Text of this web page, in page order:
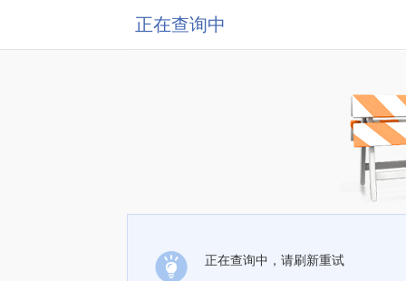
正在查询中
正在查询中，请刷新重试